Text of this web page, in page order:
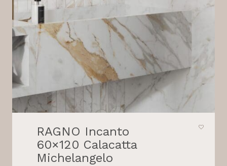
RAGNO Incanto
60×120 Calacatta
Michelangelo